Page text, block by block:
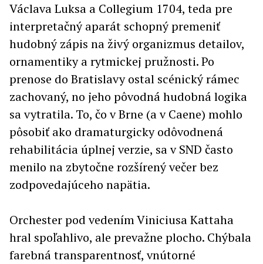
Václava Luksa a Collegium 1704, teda pre
interpretačný aparát schopný premeniť
hudobný zápis na živý organizmus detailov,
ornamentiky a rytmickej pružnosti. Po
prenose do Bratislavy ostal scénický rámec
zachovaný, no jeho pôvodná hudobná logika
sa vytratila. To, čo v Brne (a v Caene) mohlo
pôsobiť ako dramaturgicky odôvodnená
rehabilitácia úplnej verzie, sa v SND často
menilo na zbytočne rozšírený večer bez
zodpovedajúceho napätia.
Orchester pod vedením Viniciusa Kattaha
hral spoľahlivo, ale prevažne plocho. Chýbala
farebná transparentnosť, vnútorné